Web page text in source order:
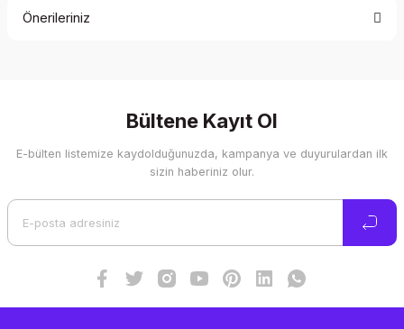
Önerileriniz
Görüş ve önerileriniz için teşekkür ederiz.
Ürün resmi kalitesiz, bozuk veya görüntülenemiyor.
Bültene Kayıt Ol
E-bülten listemize kaydolduğunuzda, kampanya ve duyurulardan ilk
sizin haberiniz olur.